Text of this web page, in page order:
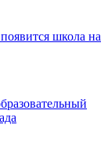
школа на